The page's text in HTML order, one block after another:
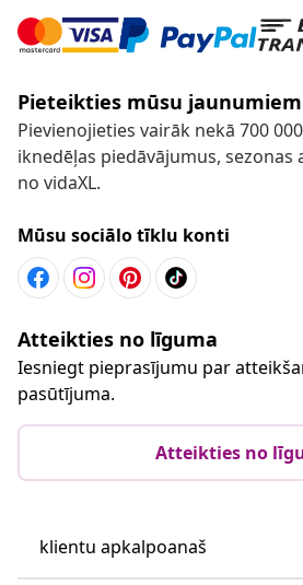
Pieteikties mūsu jaunumiem
Pievienojieties vairāk nekā 700
iknedēļas piedāvājumus, sezonas
no vidaXL.
Mūsu sociālo tīklu konti
Atteikties no līguma
Iesniegt pieprasījumu par
pasūtījuma.
Atteikties no
klientu apkalpoanaš